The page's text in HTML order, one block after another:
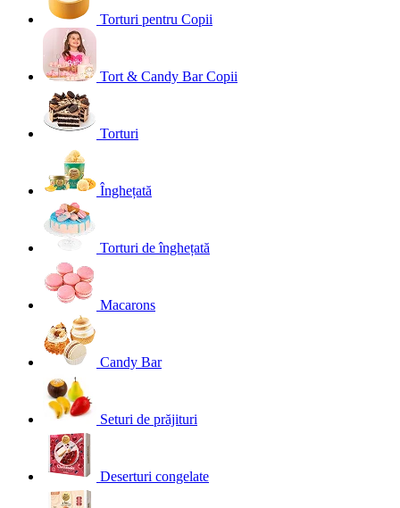
Torturi pentru Copii
Tort & Candy Bar Copii
Torturi
Înghețată
Torturi de înghețată
Macarons
Candy Bar
Seturi de prăjituri
Deserturi congelate